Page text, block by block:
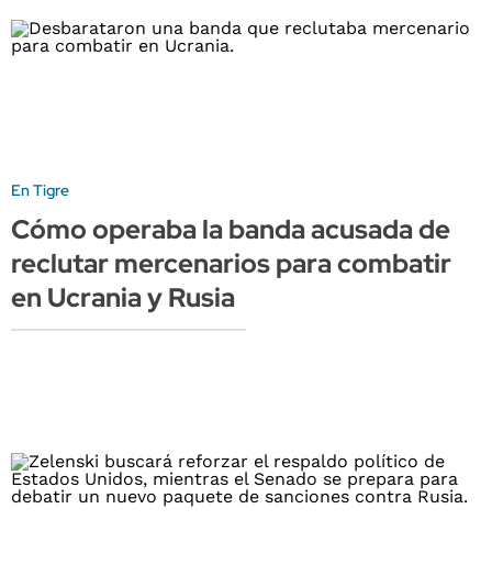
En Tigre
Cómo operaba la banda acusada de
reclutar mercenarios para combatir
en Ucrania y Rusia